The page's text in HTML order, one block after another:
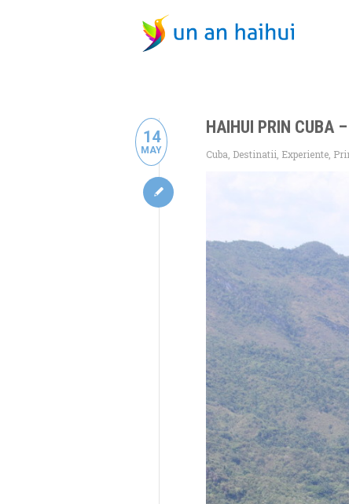
14
MAY
HAIHUI PRIN CUBA
Cuba Destinatii Experiente